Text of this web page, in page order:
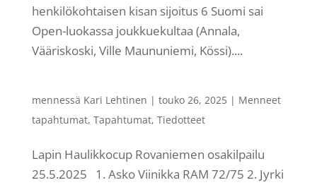
henkilökohtaisen kisan sijoitus 6 Suomi sai
Open-luokassa joukkuekultaa (Annala,
Vääriskoski, Ville Maununiemi, Kössi)....
mennessä Kari Lehtinen | touko 26, 2025| Menneet
tapahtumat, Tapahtumat, Tiedotteet
Lapin Haulikkocup Rovaniemen osakilpailu
25.5.2025 1. Asko Viinikka RAM 72/75 2. Jyrki